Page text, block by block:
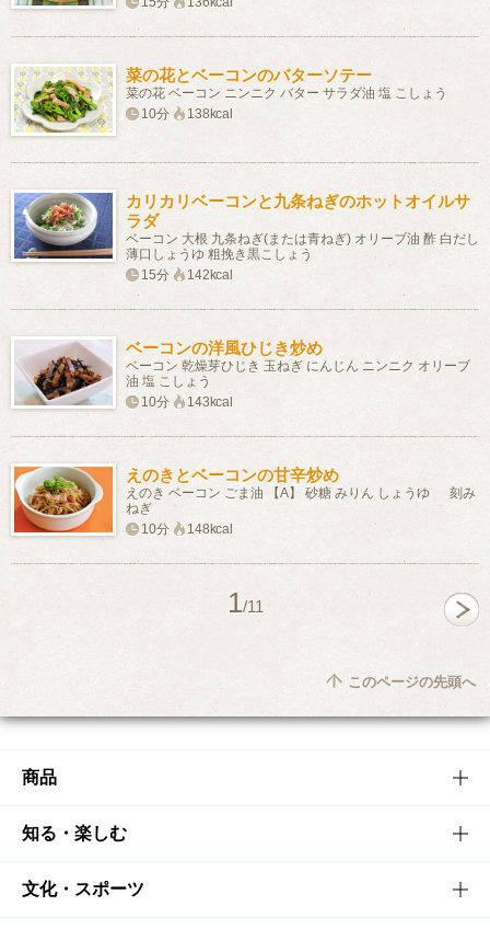
菜の花とベーコンのバターソテー
菜の花 ベーコン ニンニク バター サラダ油 塩 こしょう
10分
138kcal
カリカリベーコンと九条ねぎのホットオイルサ
ラダ
ベーコン 大根 九条ねぎ(または青ねぎ) オリーブ油 酢 白だし
薄口しょうゆ 粗挽き黒こしょう
15分
142kcal
ベーコンの洋風ひじき炒め
ベーコン 乾燥芽ひじき 玉ねぎ にんじん ニンニク オリーブ
油 塩 こしょう
10分
143kcal
えのきとベーコンの甘辛炒め
えのき ベーコン ごま油 【A】 砂糖 みりん しょうゆ 刻み
ねぎ
10分
148kcal
1/11
このページの先頭へ
商品
商品TOP
商品一覧
知る・楽しむ
知る・楽しむTOP
文化・スポーツ